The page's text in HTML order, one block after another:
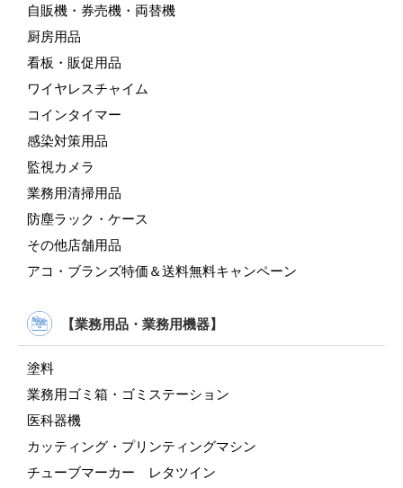
自販機・券売機・両替機
厨房用品
看板・販促用品
ワイヤレスチャイム
コインタイマー
感染対策用品
監視カメラ
業務用清掃用品
防塵ラック・ケース
その他店舗用品
アコ・ブランズ特価＆送料無料キャンペーン
【業務用品・業務用機器】
塗料
業務用ゴミ箱・ゴミステーション
医科器機
カッティング・プリンティングマシン
チューブマーカー レタツイン